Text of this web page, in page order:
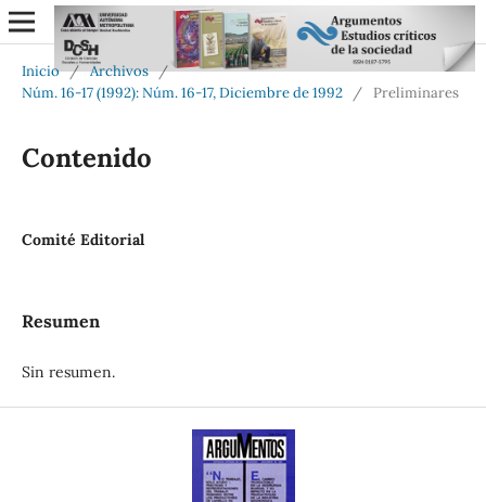
Inicio / Archivos /
Núm. 16-17 (1992): Núm. 16-17, Diciembre de 1992
/ Preliminares
Contenido
Comité Editorial
Resumen
Sin resumen.